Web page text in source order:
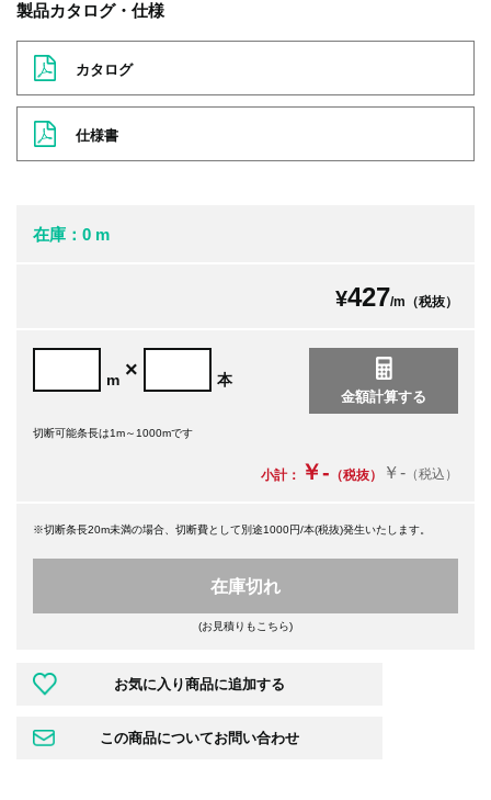
製品カタログ・仕様
カタログ
仕様書
在庫：0 m
¥427/m（税抜）
m × 本
切断可能条長は1m～1000mです
小計： ￥- （税抜） ￥- （税込）
※切断条長20m未満の場合、切断費として別途1000円/本(税抜)発生いたします。
在庫切れ
(お見積りもこちら)